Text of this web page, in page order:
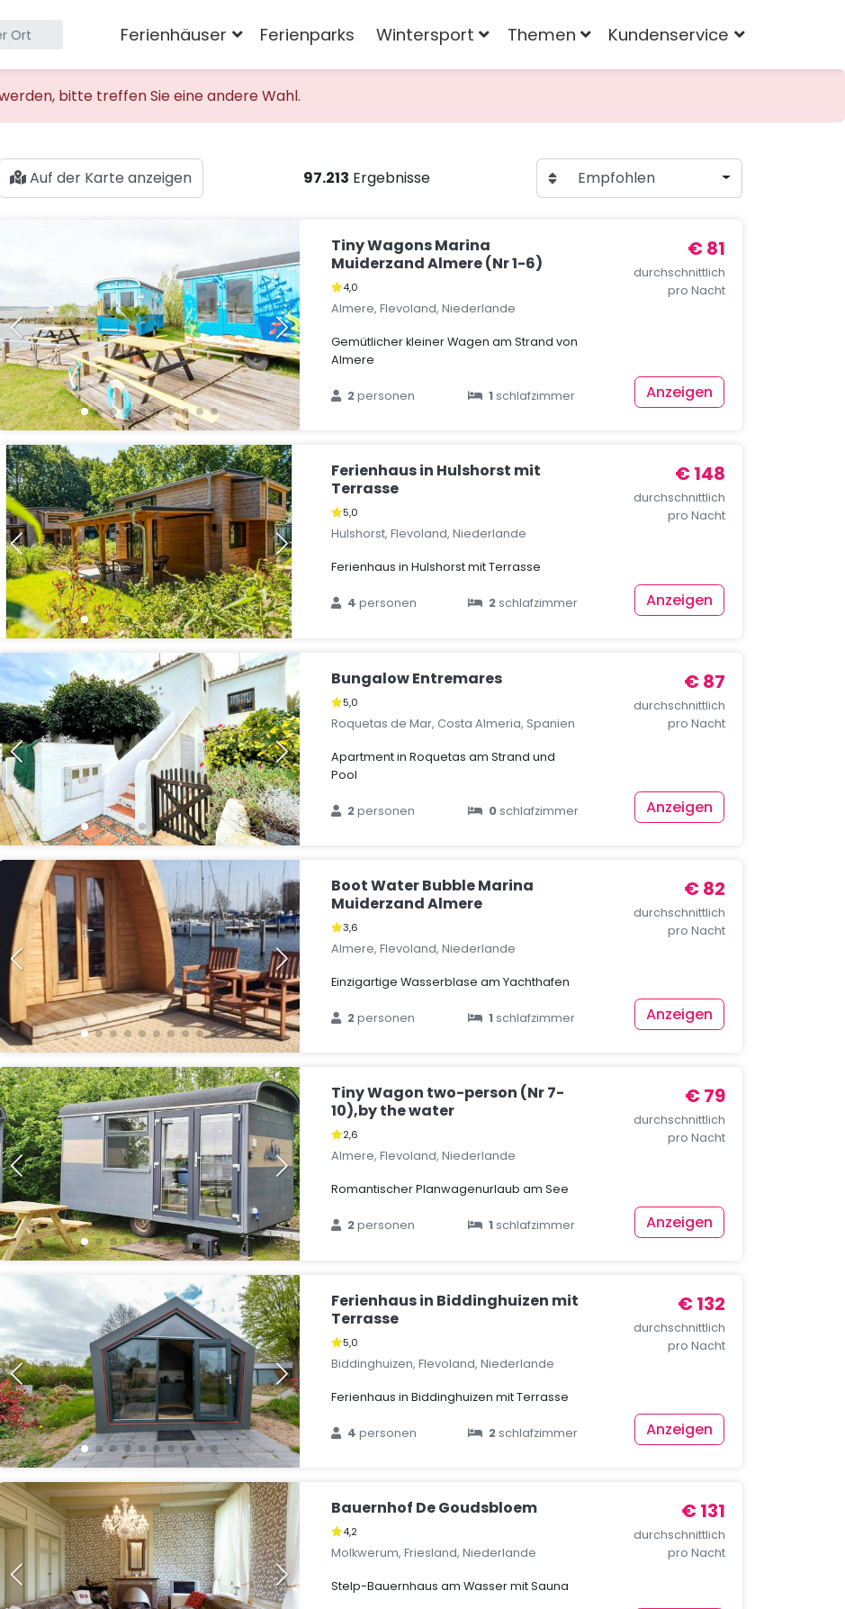
bitte treffen Sie eine andere Wahl.
Ferienhäuser Ferienparks Wintersport Themen Kundenservice
Auf der Karte anzeigen 97.213 Ergebnisse Empfohlen
Tiny Wagons Marina
Muiderzand Almere (Nr 1-6)
4,0
Almere, Flevoland, Niederlande
Gemütlicher kleiner Wagen am Strand von
Almere
2personen 1schlafzimmer
€ 81
durchschnittlich
pro Nacht
Anzeigen
Ferienhaus in Hulshorst mit
Terrasse
5,0
Hulshorst, Flevoland, Niederlande
Ferienhaus in Hulshorst mit Terrasse
4personen 2schlafzimmer
€ 148
durchschnittlich
pro Nacht
Anzeigen
Bungalow Entremares
5,0
Roquetas de Mar, Costa Almeria, Spanien
Apartment in Roquetas am Strand und
Pool
2personen 0schlafzimmer
€ 87
durchschnittlich
pro Nacht
Anzeigen
Boot Water Bubble Marina
Muiderzand Almere
3,6
Almere, Flevoland, Niederlande
Einzigartige Wasserblase am Yachthafen
2personen 1schlafzimmer
€ 82
durchschnittlich
pro Nacht
Anzeigen
Tiny Wagon two-person (Nr 7-
10),by the water
2,6
Almere, Flevoland, Niederlande
Romantischer Planwagenurlaub am See
2personen 1schlafzimmer
€ 79
durchschnittlich
pro Nacht
Anzeigen
Ferienhaus in Biddinghuizen mit
Terrasse
5,0
Biddinghuizen, Flevoland, Niederlande
Ferienhaus in Biddinghuizen mit Terrasse
4personen 2schlafzimmer
€ 132
durchschnittlich
pro Nacht
Anzeigen
Bauernhof De Goudsbloem
4,2
Molkwerum, Friesland, Niederlande
Stelp-Bauernhaus am Wasser mit Sauna
€ 131
durchschnittlich
pro Nacht